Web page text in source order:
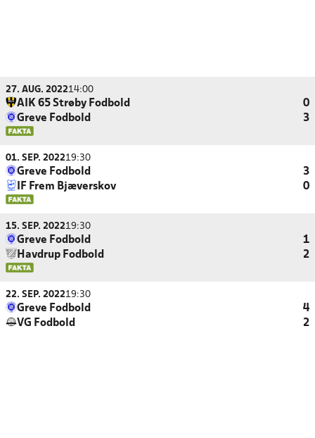
27. AUG. 202214:00
AIK 65 Strøby Fodbold
0
Greve Fodbold
3
01. SEP. 202219:30
Greve Fodbold
3
IF Frem Bjæverskov
0
15. SEP. 202219:30
Greve Fodbold
1
Havdrup Fodbold
2
22. SEP. 202219:30
Greve Fodbold
4
VG Fodbold
2